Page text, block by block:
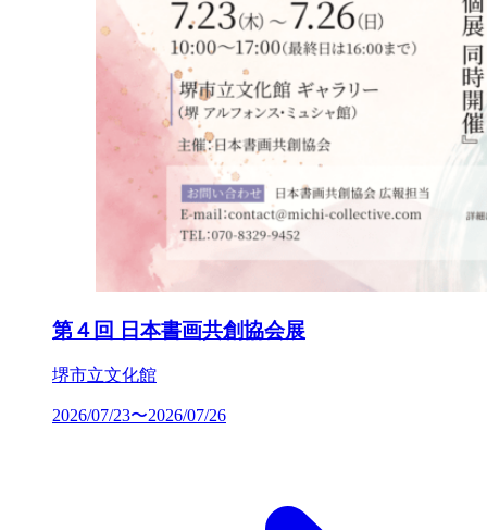
第４回 日本書画共創協会展
堺市立文化館
2026/07/23〜2026/07/26